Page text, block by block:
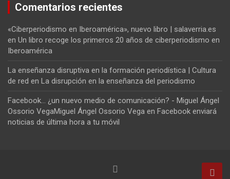
Comentarios recientes
«Ciberperiodismo en Iberoamérica», nuevo libro | salaverria.es
en Un libro recoge los primeros 20 años de ciberperiodismo en
Iberoamérica
La enseñanza disruptiva en la formación periodística | Cultura
de red en La disrupción en la enseñanza del periodismo
Facebook... ¿un nuevo medio de comunicación? - Miguel Ángel
Ossorio VegaMiguel Ángel Ossorio Vega en Facebook enviará
noticias de última hora a tu móvil